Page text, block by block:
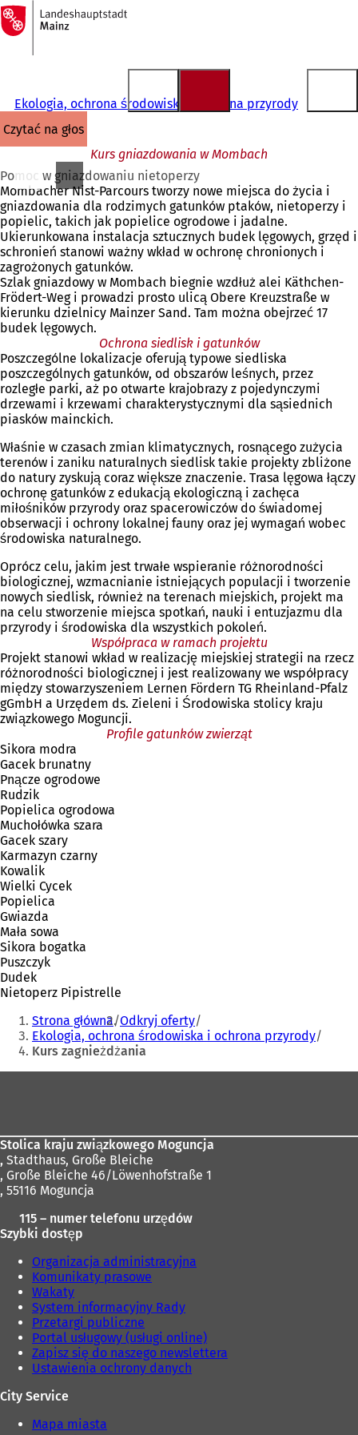
Przejdź do treści
Do
strony
głównej
Ekologia, ochrona środowiska i ochrona przyrody
czytać na głos
Kurs gniazdowania w Mombach
Pomoc w gniazdowaniu nietoperzy
Mombacher Nist-Parcours tworzy nowe miejsca do życia i
gniazdowania dla rodzimych gatunków ptaków, nietoperzy i
popielic, takich jak popielice ogrodowe i jadalne.
Ukierunkowana instalacja sztucznych budek lęgowych, grzęd i
schronień stanowi ważny wkład w ochronę chronionych i
zagrożonych gatunków.
Szlak gniazdowy w Mombach biegnie wzdłuż alei Käthchen-
Frödert-Weg i prowadzi prosto ulicą Obere Kreuzstraße w
kierunku dzielnicy Mainzer Sand. Tam można obejrzeć 17
budek lęgowych.
Ochrona siedlisk i gatunków
Poszczególne lokalizacje oferują typowe siedliska
poszczególnych gatunków, od obszarów leśnych, przez
rozległe parki, aż po otwarte krajobrazy z pojedynczymi
drzewami i krzewami charakterystycznymi dla sąsiednich
piasków mainckich.
Właśnie w czasach zmian klimatycznych, rosnącego zużycia
terenów i zaniku naturalnych siedlisk takie projekty zbliżone
do natury zyskują coraz większe znaczenie. Trasa lęgowa łączy
ochronę gatunków z edukacją ekologiczną i zachęca
miłośników przyrody oraz spacerowiczów do świadomej
obserwacji i ochrony lokalnej fauny oraz jej wymagań wobec
środowiska naturalnego.
Oprócz celu, jakim jest trwałe wspieranie różnorodności
biologicznej, wzmacnianie istniejących populacji i tworzenie
nowych siedlisk, również na terenach miejskich, projekt ma
na celu stworzenie miejsca spotkań, nauki i entuzjazmu dla
przyrody i środowiska dla wszystkich pokoleń.
Współpraca w ramach projektu
Projekt stanowi wkład w realizację miejskiej strategii na rzecz
różnorodności biologicznej i jest realizowany we współpracy
między stowarzyszeniem Lernen Fördern TG Rheinland-Pfalz
gGmbH a Urzędem ds. Zieleni i Środowiska stolicy kraju
związkowego Moguncji.
Profile gatunków zwierząt
Sikora modra
Gacek brunatny
Pnącze ogrodowe
Rudzik
Popielica ogrodowa
Muchołówka szara
Gacek szary
Karmazyn czarny
Kowalik
Wielki Cycek
Popielica
Gwiazda
Mała sowa
Sikora bogatka
Puszczyk
Dudek
Nietoperz Pipistrelle
Jesteś
tutaj:
Strona główna Odkryj oferty
Ekologia, ochrona środowiska i ochrona przyrody
Kurs zagnieżdżania
Stolica kraju związkowego Moguncja
, Stadthaus, Große Bleiche
, Große Bleiche 46/Löwenhofstraße 1
, 55116 Moguncja
115 – numer telefonu urzędów
Szybki dostęp
Organizacja administracyjna
Komunikaty prasowe
Wakaty
System informacyjny Rady
Przetargi publiczne
Portal usługowy (usługi online)
Zapisz się do naszego newslettera
Ustawienia ochrony danych
City Service
Mapa miasta